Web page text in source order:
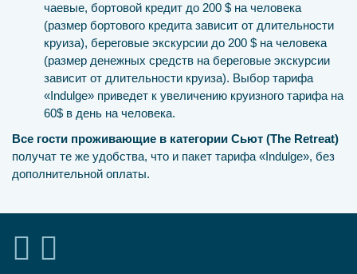
чаевые, бортовой кредит до 200 $ на человека
(размер бортового кредита зависит от длительности
круиза), береговые экскурсии до 200 $ на человека
(размер денежных средств на береговые экскурсии
зависит от длительности круиза). Выбор тарифа
«Indulge» приведет к увеличению круизного тарифа на
60$ в день на человека.
Все гости проживающие в категории Сьют (The Retreat)
получат те же удобства, что и пакет тарифа «Indulge», без
дополнительной оплаты.